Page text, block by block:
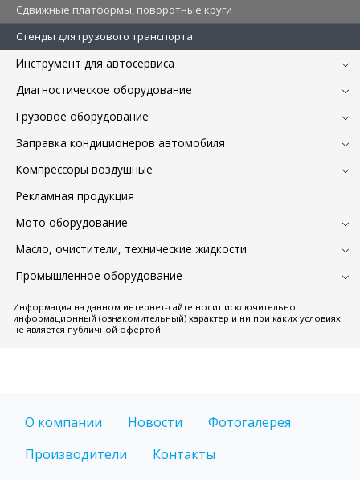
Сдвижные платформы, поворотные круги
Стенды для грузового транспорта
Инструмент для автосервиса
Диагностическое оборудование
Грузовое оборудование
Заправка кондиционеров автомобиля
Компрессоры воздушные
Рекламная продукция
Мото оборудование
Масло, очистители, технические жидкости
Промышленное оборудование
Информация на данном интернет-сайте носит исключительно
информационный (ознакомительный) характер и ни при каких условиях
не является публичной офертой.
О компании Новости
Фотогалерея
Производители
Контакты